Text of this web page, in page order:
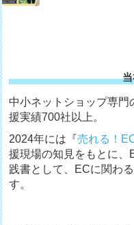
中小ネットショップ専門
援実績700社以上。
2024年には『売れる！
援現場の知見をもとに、
践書として、ECに関わ
す。